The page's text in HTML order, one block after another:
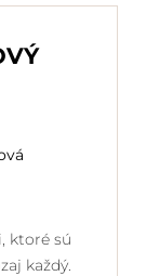
ktoré sú
každý.